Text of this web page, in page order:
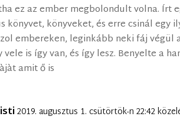
ez az ember megbolondult volna. Írt
könyvet, könyveket, és erre csinál egy
embereken, leginkább neki fáj végül
vele is így van, és így lesz. Benyelte a
amit ő is
2019. augusztus 1. csütörtök-n 22:42